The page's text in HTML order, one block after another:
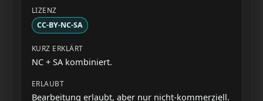
CC-BY-NC-SA
NC + SA kombiniert.
Bearbeitung erlaubt, aber nur nicht-kommerziell.